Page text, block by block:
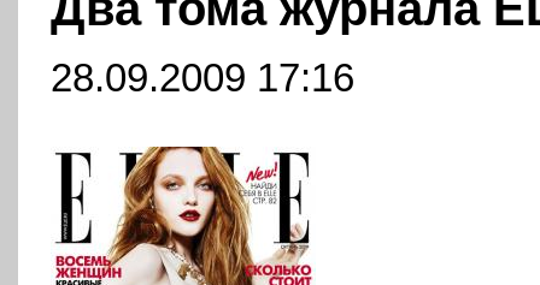
28.09.2009 17:16